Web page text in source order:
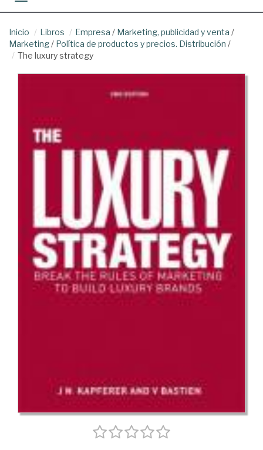
Inicio Libros Empresa / Marketing, publicidad y venta /
Marketing/ Política de productos y precios. Distribución /
The luxury strategy